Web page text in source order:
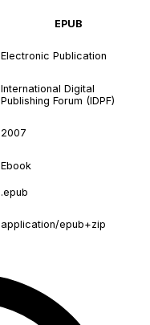
EPUB
Electronic Publication
International Digital
Publishing Forum (IDPF)
2007
Ebook
.epub
application/epub+zip